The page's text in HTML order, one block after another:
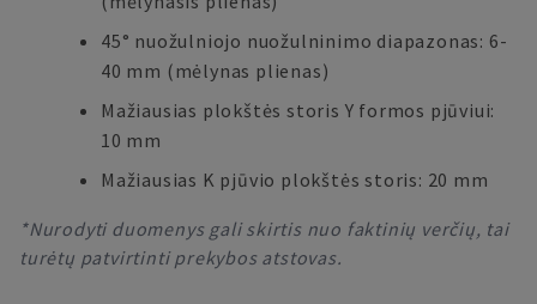
45° nuožulniojo nuožulninimo diapazonas: 6-
40 mm (mėlynas plienas)
Mažiausias plokštės storis Y formos pjūviui:
10 mm
Mažiausias K pjūvio plokštės storis: 20 mm
*Nurodyti duomenys gali skirtis nuo faktinių verčių, tai
turėtų patvirtinti prekybos atstovas.